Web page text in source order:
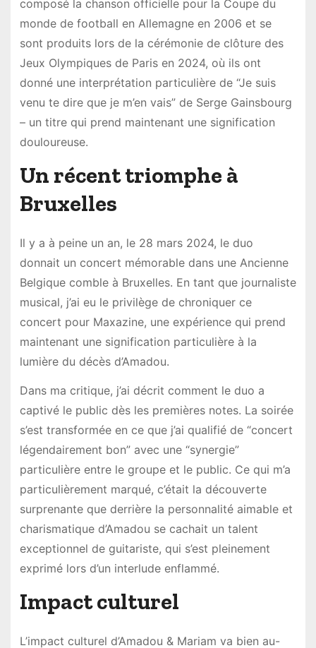
composé la chanson officielle pour la Coupe du
monde de football en Allemagne en 2006 et se
sont produits lors de la cérémonie de clôture des
Jeux Olympiques de Paris en 2024, où ils ont
donné une interprétation particulière de “Je suis
venu te dire que je m’en vais” de Serge Gainsbourg
– un titre qui prend maintenant une signification
douloureuse.
Un récent triomphe à
Bruxelles
Il y a à peine un an, le 28 mars 2024, le duo
donnait un concert mémorable dans une Ancienne
Belgique comble à Bruxelles. En tant que journaliste
musical, j’ai eu le privilège de chroniquer ce
concert pour Maxazine, une expérience qui prend
maintenant une signification particulière à la
lumière du décès d’Amadou.
Dans ma critique, j’ai décrit comment le duo a
captivé le public dès les premières notes. La soirée
s’est transformée en ce que j’ai qualifié de “concert
légendairement bon” avec une “synergie”
particulière entre le groupe et le public. Ce qui m’a
particulièrement marqué, c’était la découverte
surprenante que derrière la personnalité aimable et
charismatique d’Amadou se cachait un talent
exceptionnel de guitariste, qui s’est pleinement
exprimé lors d’un interlude enflammé.
Impact culturel
L’impact culturel d’Amadou & Mariam va bien au-